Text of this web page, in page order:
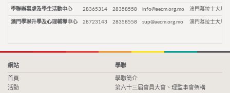
學聯辦事處及學生活動中心 28365314 28358558 info@aecm.org.mo 澳門慕拉士大馬
澳門學聯升學及心理輔導中心 28723143 28358558 sup@aecm.org.mo 澳門慕拉士大馬
網站
首頁
活動
學聯
學聯簡介
第六十三屆會員大會、理監事會架構